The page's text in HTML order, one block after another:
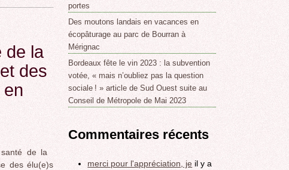
de la
des
de la
des élu(e)s
portes
Des moutons landais en vacances en
écopâturage au parc de Bourran à
Mérignac
Bordeaux fête le vin 2023 : la subvention
votée, « mais n’oubliez pas la question
sociale ! » article de Sud Ouest suite au
Conseil de Métropole de Mai 2023
Commentaires récents
merci pour l'appréciation, je il y a